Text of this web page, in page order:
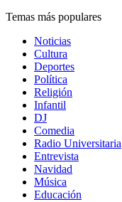
Temas más populares
Noticias
Cultura
Deportes
Política
Religión
Infantil
DJ
Comedia
Radio Universitaria
Entrevista
Navidad
Música
Educación